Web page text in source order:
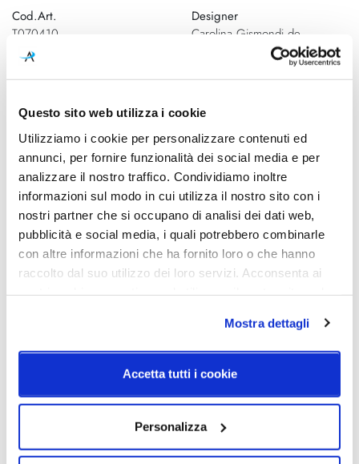
Questo sito web utilizza i cookie
Utilizziamo i cookie per personalizzare contenuti ed
annunci, per fornire funzionalità dei social media e per
analizzare il nostro traffico. Condividiamo inoltre
informazioni sul modo in cui utilizza il nostro sito con i
nostri partner che si occupano di analisi dei dati web,
pubblicità e social media, i quali potrebbero combinarle
con altre informazioni che ha fornito loro o che hanno
raccolto dal suo utilizzo dei loro servizi. Acconsenta ai
Mostra dettagli
Accetta tutti i cookie
Personalizza
Cod.Art.
T070410
Designer
Carolina Gismondi de
Dimensioni
Sorgente luminosa
Potenza e attacco
30W
Dimmerazione
Push & Artemide App
Classe energetica
A++, A+
Schemi tecnici